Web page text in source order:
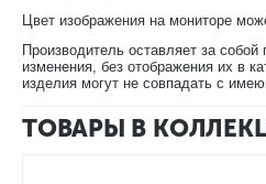
Цвет изображения на мониторе
Производитель оставляет за собой
изменения, без отображения их в
изделия могут не совпадать с
ТОВАРЫ В